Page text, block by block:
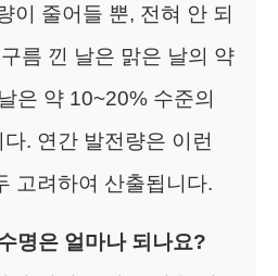
이 줄어들 뿐, 전혀 안 되
름 낀 날은 맑은 날의 약
은 약 10~20% 수준의
. 연간 발전량은 이런
고려하여 산출됩니다.
명은 얼마나 되나요?